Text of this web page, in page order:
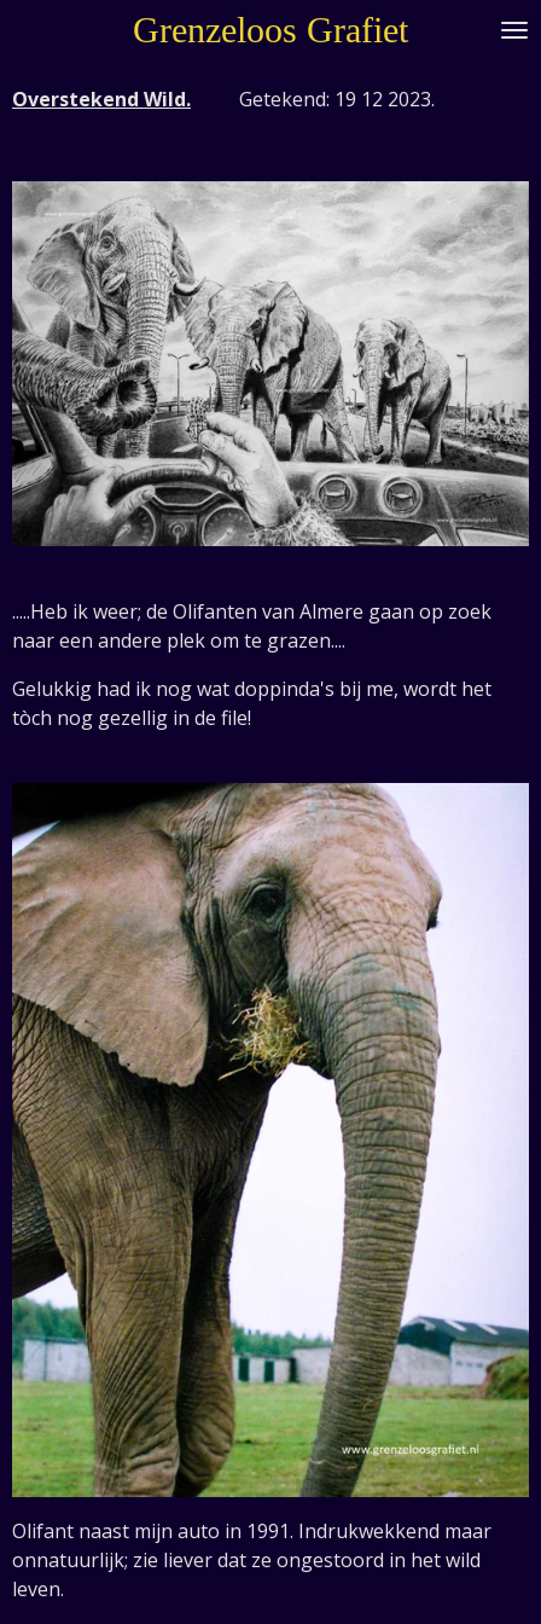
de
Grenzeloos Grafiet
Overstekend Wild. Getekend: 19 12 2023.
.....Heb ik weer; de Olifanten van Almere gaan op zoek
naar een andere plek om te grazen....
Gelukkig had ik nog wat doppinda's bij me, wordt het
tòch nog gezellig in de file!
Olifant naast mijn auto in 1991. Indrukwekkend maar
onnatuurlijk; zie liever dat ze ongestoord in het wild
leven.